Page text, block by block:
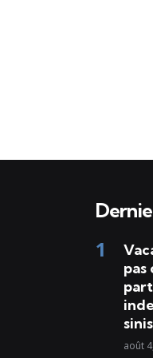
août